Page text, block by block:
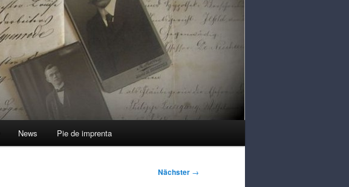
News Pie de imprenta
Nächster →